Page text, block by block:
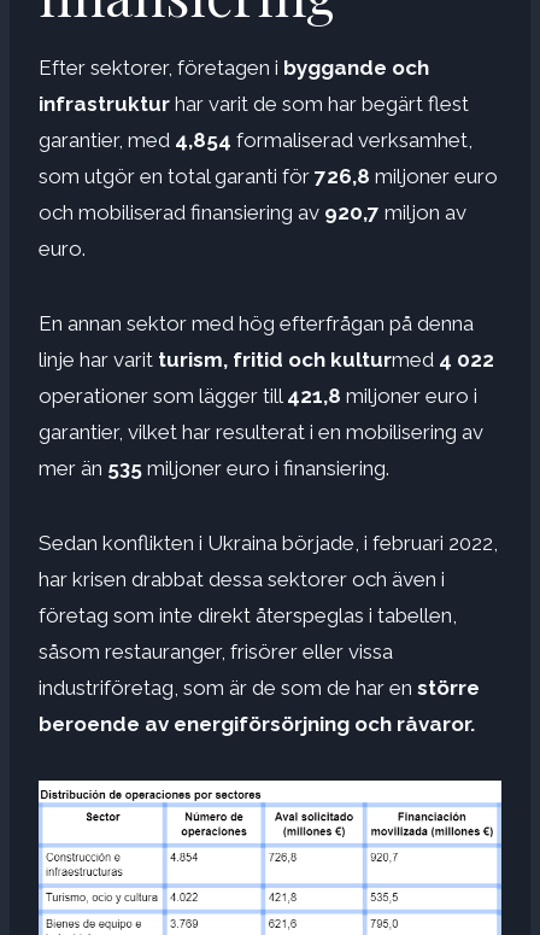
Efter sektorer, företagen i byggande och
infrastruktur har varit de som har begärt flest
garantier, med 4,854 formaliserad verksamhet,
som utgör en total garanti för 726,8 miljoner euro
och mobiliserad finansiering av 920,7 miljon av
euro.
En annan sektor med hög efterfrågan på denna
linje har varit turism, fritid och kulturmed 4 022
operationer som lägger till 421,8 miljoner euro i
garantier, vilket har resulterat i en mobilisering av
mer än 535 miljoner euro i finansiering.
Sedan konflikten i Ukraina började, i februari 2022,
har krisen drabbat dessa sektorer och även i
företag som inte direkt återspeglas i tabellen,
såsom restauranger, frisörer eller vissa
industriföretag, som är de som de har en större
beroende av energiförsörjning och råvaror.